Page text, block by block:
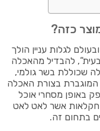
כזה?
לגלות עניין הולך
להבדיל מהאכלה
שכוללת בשר גולמי,
המוגברת בצורת האכלה
באופן מסחרי אוכל
אשר לאט לאט
בתחום זה.